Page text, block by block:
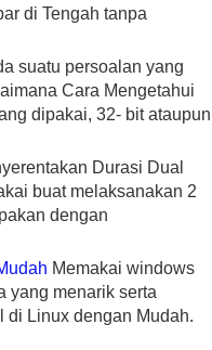
di Tengah tanpa
suatu persoalan yang
Cara Mengetahui
dipakai, 32- bit ataupun
Durasi Dual
buat melaksanakan 2
dengan
Memakai windows
yang menarik serta
di Linux dengan Mudah.